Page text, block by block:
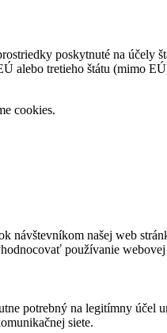
poskytnuté na
alebo tretieho štátu (mimo
cookies.
návštevníkom našej web
používanie
potrebný na legitímny účel
siete.